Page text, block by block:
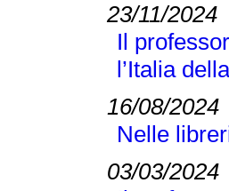
23/11/2024
Il
l’Italia
16/08/2024
Nelle
03/03/2024